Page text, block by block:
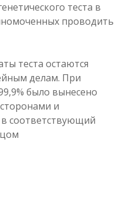
теста в
проводить
теста остаются
делам. При
было вынесено
и
соответствующий